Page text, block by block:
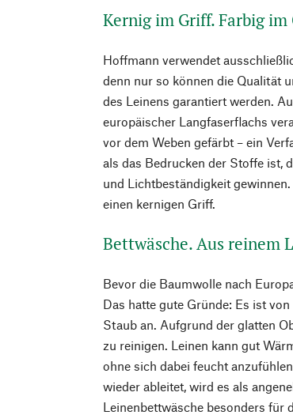
Kernig im Griff. Farbig im
Hoffmann verwendet
denn nur so können die Qualität
des Leinens garantiert werden.
europäischer Langfaserflachs
vor dem Weben gefärbt – ein
als das Bedrucken der Stoffe ist,
und Lichtbeständigkeit
einen kernigen Griff.
Bettwäsche. Aus reinem
Bevor die Baumwolle nach
Das hatte gute Gründe: Es ist
Staub an. Aufgrund der glatten
zu reinigen. Leinen kann gut
ohne sich dabei feucht
wieder ableitet, wird es als
Leinenbettwäsche besonders für